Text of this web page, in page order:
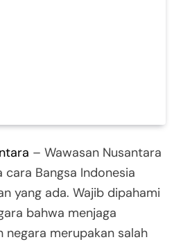
– Wawasan Nusantara
Bangsa Indonesia
yang ada. Wajib dipahami
bahwa menjaga
negara merupakan salah